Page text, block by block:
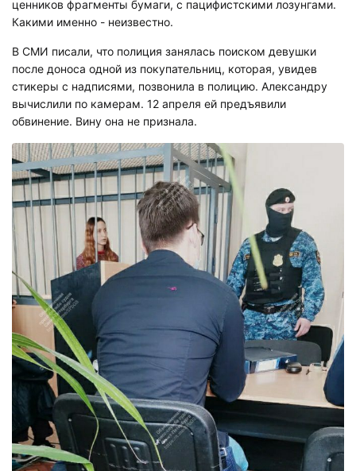
ценников фрагменты бумаги, с пацифистскими лозунгами.
Какими именно - неизвестно.
В СМИ писали, что полиция занялась поиском девушки
после доноса одной из покупательниц, которая, увидев
стикеры с надписями, позвонила в полицию. Александру
вычислили по камерам. 12 апреля ей предъявили
обвинение. Вину она не признала.